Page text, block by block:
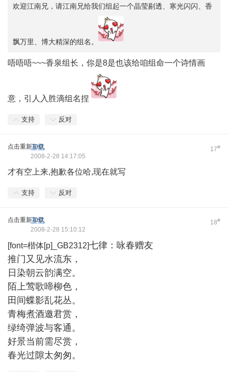
欢迎江南兄，请江南兄给我们组起一个晶莹剔透、寒光闪闪、香
飘万里、博大精深的组名。
唔唔唔~~~香泉组长，你是8是也该给咱组命一个诗情画
意，引人入胜滴组名捏
支持 反对
点击重新加载 17#
玉忆
2008-2-28 14:17:05
才有空上来,抱歉各位哈,现在就写
支持 反对
点击重新加载 18#
玉忆
2008-2-28 15:10:12
[font=楷体[p]_GB2312]七律：咏春赠友
推门又见水流东，
日染朝云韵满空。
陌上莺歌啼柳色，
田间蝶影乱花丛。
青梅煮酒邀君赏，
绿绮弹波与客通。
好景当前需尽赏，
春光过隙太匆匆。